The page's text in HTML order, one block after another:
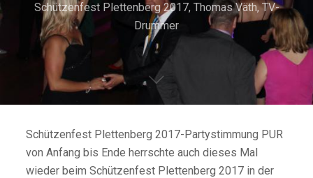
Schützenfest Plettenberg 2017, Thomas Väth,TV-
Drummer
Schützenfest Plettenberg 2017-Partystimmung PUR
von Anfang bis Ende herrschte auch dieses Mal
wieder beim Schützenfest Plettenberg 2017 in der